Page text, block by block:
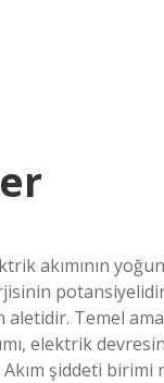
akımının
Temel
elektrik
şiddeti